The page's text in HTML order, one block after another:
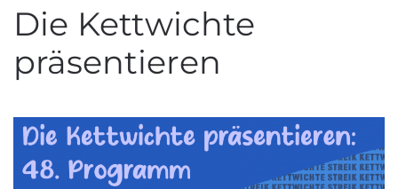
Die Kettwichte
präsentieren